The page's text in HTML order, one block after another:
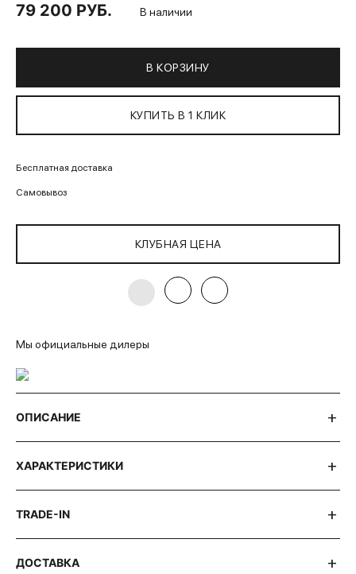
79 200 РУБ. В наличии
В КОРЗИНУ
КУПИТЬ В 1 КЛИК
Бесплатная доставка
Самовывоз
КЛУБНАЯ ЦЕНА
Мы официальные дилеры
ОПИСАНИЕ
ХАРАКТЕРИСТИКИ
TRADE-IN
ДОСТАВКА